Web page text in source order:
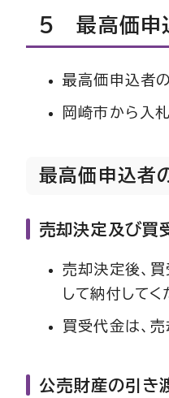
5 最高価申
最高価申込者
岡崎市から入
最高価申込者
売却決定及び買
売却決定後、
して納付してく
買受代金は、
公売財産の引き